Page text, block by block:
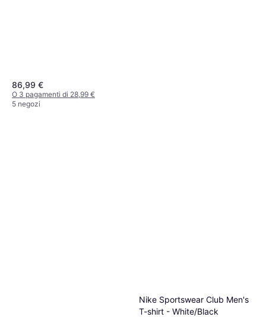
86,99 €
O 3 pagamenti di 28,99 €
5 negozi
Nike Sportswear Club Men's
T-shirt - White/Black